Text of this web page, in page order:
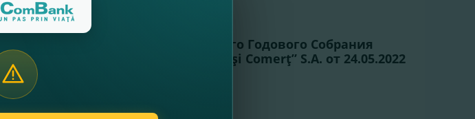
01.06.2022
Результаты Очередного Общего Годового Собрания
Акционеров “Banca de Finanţe şi Comerţ” S.A. от 24.05.2022